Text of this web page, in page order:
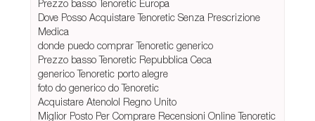
Prezzo basso Tenoretic Europa
Dove Posso Acquistare Tenoretic Senza Prescrizione
Medica
donde puedo comprar Tenoretic generico
Prezzo basso Tenoretic Repubblica Ceca
generico Tenoretic porto alegre
foto do generico do Tenoretic
Acquistare Atenolol Regno Unito
Miglior Posto Per Comprare Recensioni Online Tenoretic